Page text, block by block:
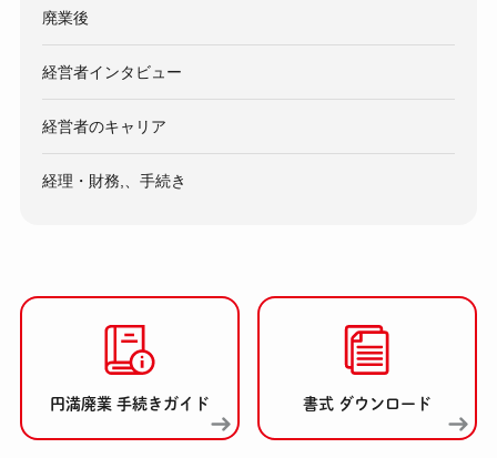
廃業後
経営者インタビュー
経営者のキャリア
経理・財務,、手続き
円満廃業 手続きガイド 書式 ダウンロード